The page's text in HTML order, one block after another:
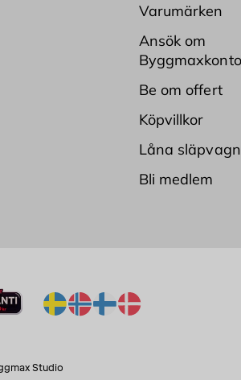
Varumärken
Ansök om
Byggmaxkonto
Be om offert
Köpvillkor
Låna släpvagn
Bli medlem
Studio